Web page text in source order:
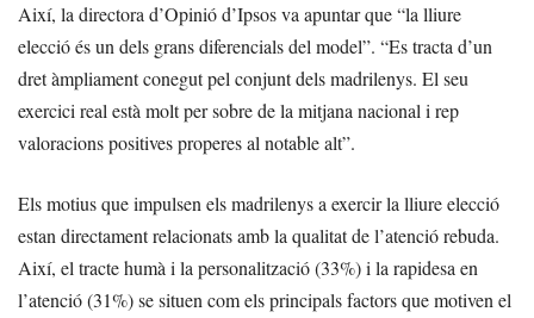
Així, la directora d’Opinió d’Ipsos va apuntar que “la lliure
elecció és un dels grans diferencials del model”. “Es tracta d’un
dret àmpliament conegut pel conjunt dels madrilenys. El seu
exercici real està molt per sobre de la mitjana nacional i rep
valoracions positives properes al notable alt”.
Els motius que impulsen els madrilenys a exercir la lliure elecció
estan directament relacionats amb la qualitat de l’atenció rebuda.
Així, el tracte humà i la personalització (33%) i la rapidesa en
l’atenció (31%) se situen com els principals factors que motiven el